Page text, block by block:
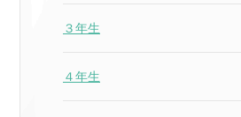
３年生
４年生